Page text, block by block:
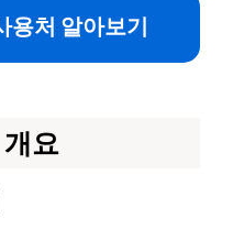
용처 알아보기
요